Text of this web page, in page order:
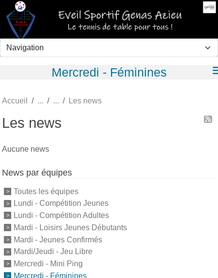
Mercredi - Féminines
Accueil Les news
Les news
Aucune news
News par équipes
Toutes les équipes
Lundi - Compétition Jeunes
Lundi - Compétition Adultes
Mardi - Loisirs Jeunes Débutants
Mardi - Jeunes Confirmés
Mardi/Jeudi - Jeu Libre
Mercredi - Mini Ping
Mercredi - Féminines
Panneau de gestion des cookies